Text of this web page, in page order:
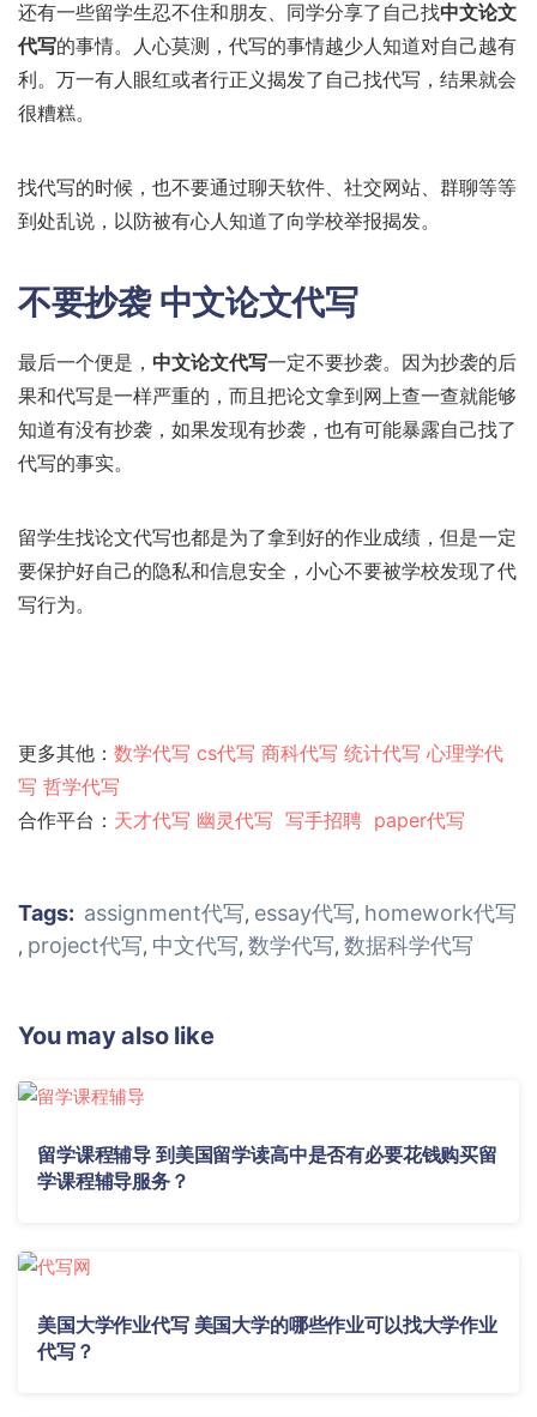
还有一些留学生忍不住和朋友、同学分享了自己找中文论文
代写的事情。人心莫测，代写的事情越少人知道对自己越有
利。万一有人眼红或者行正义揭发了自己找代写，结果就会
很糟糕。
找代写的时候，也不要通过聊天软件、社交网站、群聊等等
到处乱说，以防被有心人知道了向学校举报揭发。
不要抄袭 中文论文代写
最后一个便是， 中文论文代写一定不要抄袭。因为抄袭的后
果和代写是一样严重的，而且把论文拿到网上查一查就能够
知道有没有抄袭，如果发现有抄袭，也有可能暴露自己找了
代写的事实。
留学生找论文代写也都是为了拿到好的作业成绩，但是一定
要保护好自己的隐私和信息安全，小心不要被学校发现了代
写行为。
更多其他： 数学代写 cs代写 商科代写 统计代写 心理学代
写 哲学代写
合作平台： 天才代写 幽灵代写 写手招聘 paper代写
Tags: assignment代写, essay代写, homework代写
, project代写, 中文代写, 数学代写, 数据科学代写
You may also like
留学课程辅导 到美国留学读高中是否有必要花钱购买留
学课程辅导服务？
美国大学作业代写 美国大学的哪些作业可以找大学作业
代写？